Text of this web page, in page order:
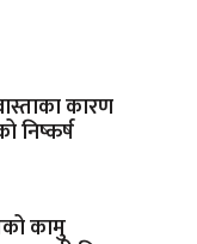
कारण
निष्कर्ष
कामु